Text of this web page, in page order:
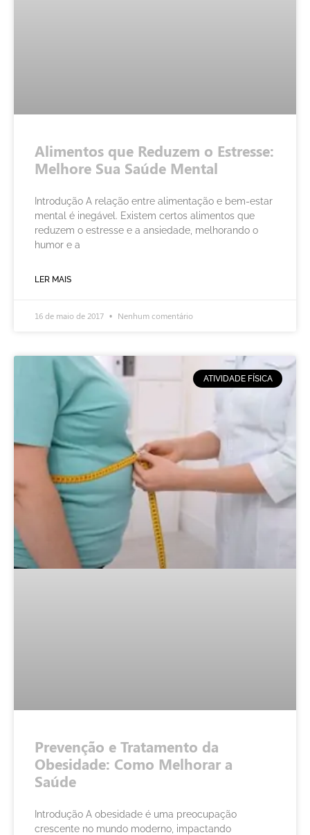
Alimentos que Reduzem o Estresse:
Melhore Sua Saúde Mental
Introdução A relação entre alimentação e bem-estar
mental é inegável. Existem certos alimentos que
reduzem o estresse e a ansiedade, melhorando o
humor e a
LER MAIS
16 de maio de 2017 Nenhum comentário
ATIVIDADE FÍSICA
Prevenção e Tratamento da
Obesidade: Como Melhorar a
Saúde
Introdução A obesidade é uma preocupação
crescente no mundo moderno, impactando